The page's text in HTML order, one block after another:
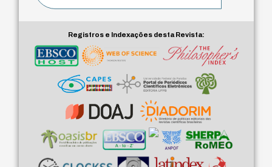
Registros e Indexações desta Revista: